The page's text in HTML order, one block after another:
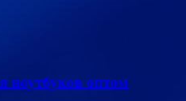
ноутбуков оптом